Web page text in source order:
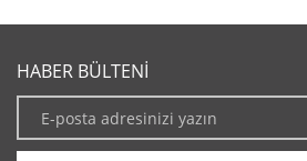
HABER BÜLTENİ